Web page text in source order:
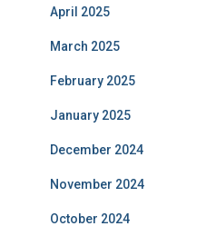
April 2025
March 2025
February 2025
January 2025
December 2024
November 2024
October 2024